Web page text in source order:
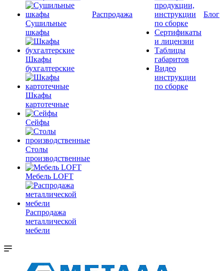
Сушильные
шкафы
Шкафы
бухгалтерские
Шкафы
картотечные
Сейфы
Столы
производственные
Мебель LOFT
Распродажа
металлической
мебели
Распродажа
продукции,
инструкции
по сборке
Сертификаты
и лицензии
Таблицы
габаритов
Видео
инструкции
по сборке
Блог